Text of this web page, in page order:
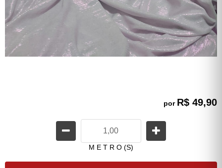
por R$ 49,90
M E T R O (S)